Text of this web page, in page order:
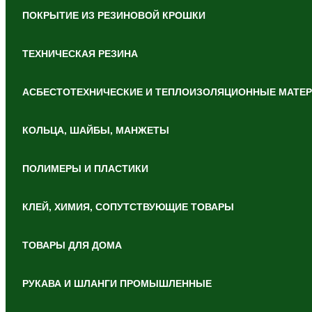
ПОКРЫТИЕ ИЗ РЕЗИНОВОЙ КРОШКИ
ТЕХНИЧЕСКАЯ РЕЗИНА
АСБЕСТОТЕХНИЧЕСКИЕ И ТЕПЛОИЗОЛЯЦИОННЫЕ
КОЛЬЦА, ШАЙБЫ, МАНЖЕТЫ
ПОЛИМЕРЫ И ПЛАСТИКИ
КЛЕЙ, ХИМИЯ, СОПУТСТВУЮЩИЕ ТОВАРЫ
ТОВАРЫ ДЛЯ ДОМА
РУКАВА И ШЛАНГИ ПРОМЫШЛЕННЫЕ